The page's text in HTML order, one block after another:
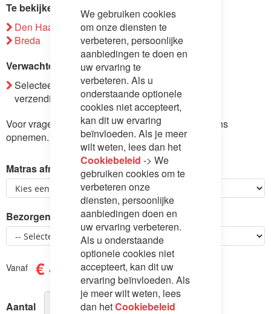
We gebruiken cookies
om onze diensten te
verbeteren, persoonlijke
aanbiedingen te doen en
uw ervaring te
verbeteren. Als u
onderstaande optionele
cookies niet accepteert,
kan dit uw ervaring
beïnvloeden. Als je meer
wilt weten, lees dan het
Cookiebeleid -> We
gebruiken cookies om te
verbeteren onze
diensten, persoonlijke
aanbiedingen doen en
uw ervaring verbeteren.
Als u onderstaande
optionele cookies niet
accepteert, kan dit uw
ervaring beïnvloeden. Als
je meer wilt weten, lees
dan hetCookiebeleid
Te bekijken in vestiging
Den Haag
Breda
Verwachte verzending
Selecteer gewenste opties voor voorraad- en
verzendinformatie.
Voor vragen over dit product kunt ucontact
met ons
opnemen.
Matras afmeting
Bezorgen
Vanaf € 449,00
Aantal